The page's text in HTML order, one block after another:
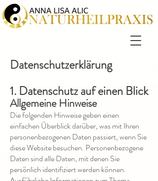
Datenschutzerklärung
1. Datenschutz auf einen Blick
Allgemeine Hinweise
Die folgenden Hinweise geben einen
einfachen Überblick darüber, was mit Ihren
personenbezogenen Daten passiert, wenn Sie
diese Website besuchen. Personenbezogene
Daten sind alle Daten, mit denen Sie
persönlich identifiziert werden können.